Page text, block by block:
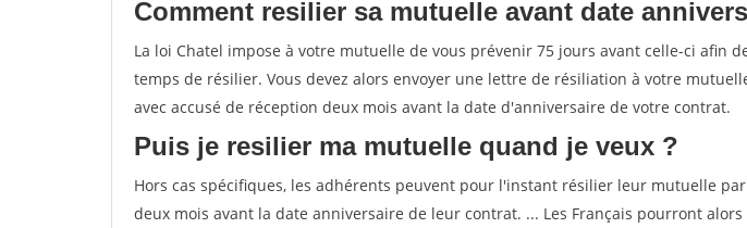
Comment resilier sa mutuelle avant date
La loi Chatel impose à votre mutuelle de vous prévenir 75 jours avant celle-ci afin
temps de résilier. Vous devez alors envoyer une lettre de résiliation à votre
avec accusé de réception deux mois avant la date d'anniversaire de votre contrat.
Puis je resilier ma mutuelle quand je veux ?
Hors cas spécifiques, les adhérents peuvent pour l'instant résilier leur mutuelle
deux mois avant la date anniversaire de leur contrat. ... Les Français pourront